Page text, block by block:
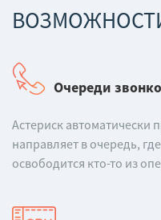
Очереди
Астериск автоматически
направляет в очередь,
освободится кто-то из